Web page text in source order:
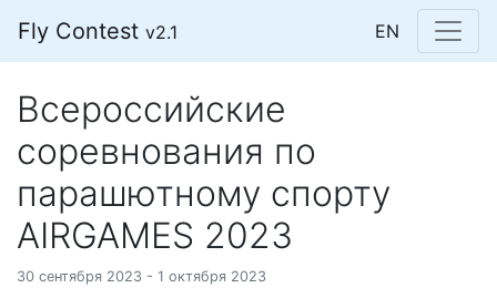
Fly Contest v2.1 EN
Всероссийские
соревнования по
парашютному спорту
AIRGAMES 2023
30 сентября 2023 - 1 октября 2023